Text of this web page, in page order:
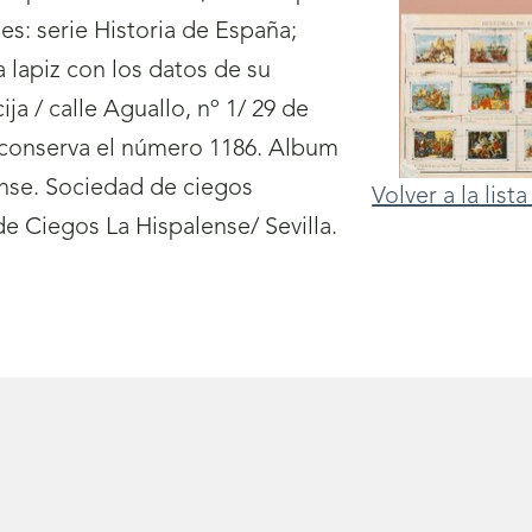
serie Historia de España;
lapiz con los datos de su
/ calle Aguallo, nº 1/ 29 de
el número 1186. Album
Sociedad de ciegos
Ciegos La Hispalense/ Sevilla.
Volver a la